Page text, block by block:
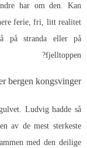
har om den. Kan
ferie, fri, litt realitet
på stranda eller på
fjelltoppen?
bergen kongsvinger
Ludvig hadde så
av de mest sterkeste
med den deilige